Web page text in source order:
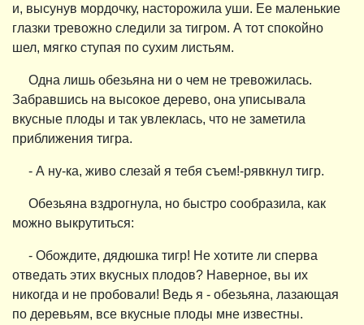
и, высунув мордочку, насторожила уши. Ее маленькие
глазки тревожно следили за тигром. А тот спокойно
шел, мягко ступая по сухим листьям.
Одна лишь обезьяна ни о чем не тревожилась.
Забравшись на высокое дерево, она уписывала
вкусные плоды и так увлеклась, что не заметила
приближения тигра.
- А ну-ка, живо слезай я тебя съем!-рявкнул тигр.
Обезьяна вздрогнула, но быстро сообразила, как
можно выкрутиться:
- Обождите, дядюшка тигр! Не хотите ли сперва
отведать этих вкусных плодов? Наверное, вы их
никогда и не пробовали! Ведь я - обезьяна, лазающая
по деревьям, все вкусные плоды мне известны.